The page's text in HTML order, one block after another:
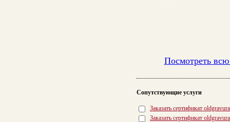
Посмотреть
Сопутствующие услуги
Заказать сертификат
Заказать сертификат